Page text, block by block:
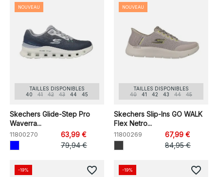
TAILLES DISPONIBLES
40
41 42 43 44 45
Skechers Glide-Step Pro
Waverra...
11800270
63,99 €
79,94 €
NOUVEAU
TAILLES DISPONIBLES
40
41 42 43 44 45
Skechers Slip-Ins GO WALK
Flex Netro...
11800269
67,99 €
84,95 €
NOUVEAU
-19% favorite_border -19% favorite_border